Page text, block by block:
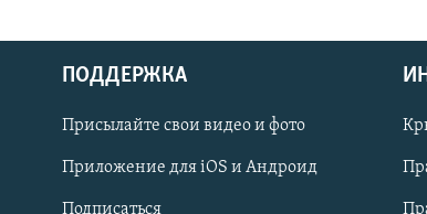
Українською
Qırımtatar
ПОДДЕРЖКА
Присылайте свои видео и фото
Приложение для iOS и Андроид
Подписаться